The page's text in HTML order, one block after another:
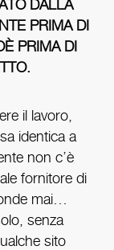
DALLA
PRIMA DI
PRIMA DI
il lavoro,
identica a
non c’è
fornitore di
mai…
senza
sito